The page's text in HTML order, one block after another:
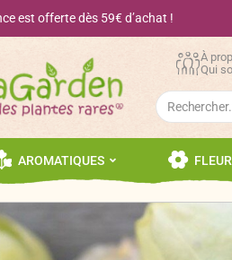
est offerte dès 59€ d’achat !
À
Qui
Search
for:
AROMATIQUES